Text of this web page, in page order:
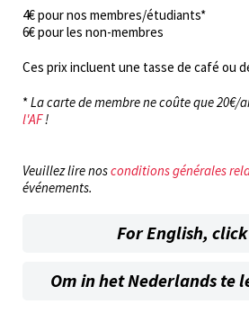
4€ pour nos membres/étudiants*
6€ pour les non-membres
Ces prix incluent une tasse de café ou
*La carte de membre ne coûte que 20€/
l'AF!
Veuillez lire nosconditions générales
événements.
For English,
Om in het Nederlands te